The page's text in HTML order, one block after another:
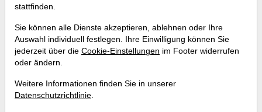
10 effektive Handelsstrategien
(Breakout, Growth und Value) im
Schnell-Durchlauf!
Wann:Mittwoch, 21. Juli 2021 von 18 bis 19 Uhr
stattfinden.
Sie können alle Dienste akzeptieren, ablehnen oder Ihre
Auswahl individuell festlegen. Ihre Einwilligung können Sie
jederzeit über die Cookie-Einstellungen im Footer widerrufen
oder ändern.
Weitere Informationen finden Sie in unserer
Datenschutzrichtlinie.